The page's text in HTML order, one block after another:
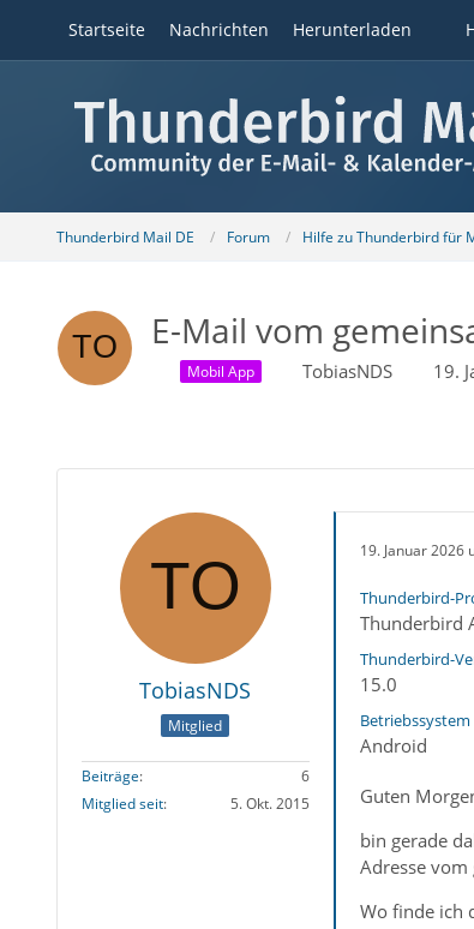
Startseite Nachrichten Herunterladen
Thunderbird Mail DE Forum Hilfe zu Thunderbird für
E-Mail vom
Mobil App TobiasNDS 19.
TobiasNDS
Mitglied
Beiträge
6
Mitglied seit
5. Okt. 2015
19. Januar 2026
Thunderbird-
Thunderbird
Thunderbird-
15.0
Betriebssystem
Android
Guten
bin gerade
Adresse vom
Wo finde ich